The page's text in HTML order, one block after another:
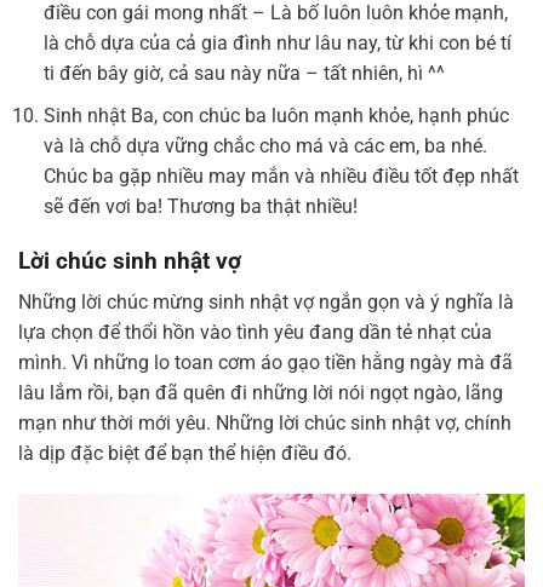
điều con gái mong nhất – Là bố luôn luôn khỏe mạnh,
là chỗ dựa của cả gia đình như lâu nay, từ khi con bé tí
ti đến bây giờ, cả sau này nữa – tất nhiên, hì ^^
Sinh nhật Ba, con chúc ba luôn mạnh khỏe, hạnh phúc
và là chỗ dựa vững chắc cho má và các em, ba nhé.
Chúc ba gặp nhiều may mắn và nhiều điều tốt đẹp nhất
sẽ đến vơi ba! Thương ba thật nhiều!
Lời chúc sinh nhật vợ
Những lời chúc mừng sinh nhật vợ ngắn gọn và ý nghĩa là
lựa chọn để thổi hồn vào tình yêu đang dần tẻ nhạt của
mình. Vì những lo toan cơm áo gạo tiền hằng ngày mà đã
lâu lắm rồi, bạn đã quên đi những lời nói ngọt ngào, lãng
mạn như thời mới yêu. Những lời chúc sinh nhật vợ, chính
là dịp đặc biệt để bạn thể hiện điều đó.